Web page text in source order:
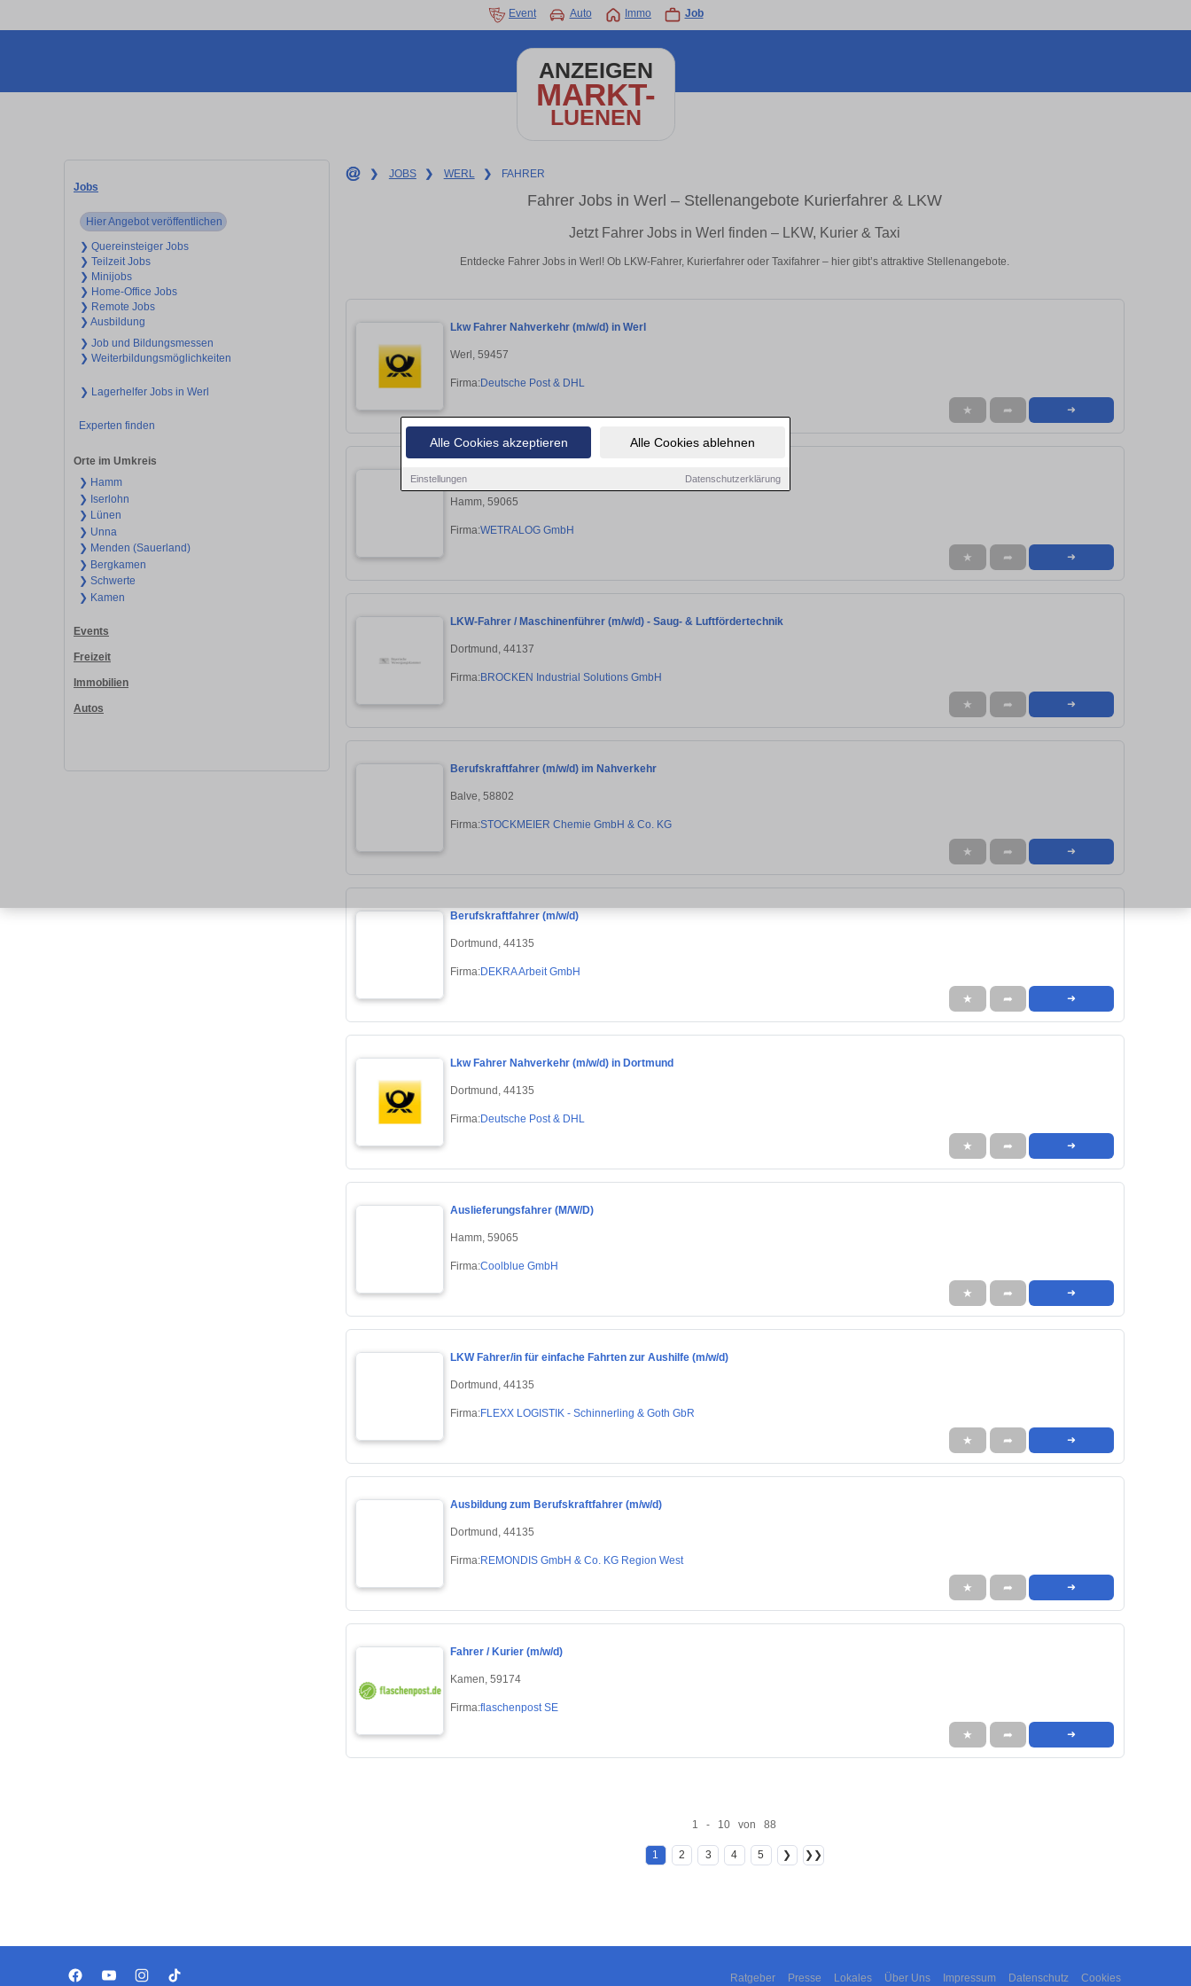
Alle Cookies akzeptieren Alle Cookies ablehnen
Einstellungen Datenschutzerklärung
Event Auto Immo Job
ANZEIGEN
MARKT-
LUENEN
Jobs
Hier Angebot veröffentlichen
❯ Quereinsteiger Jobs
❯ Teilzeit Jobs
❯ Minijobs
❯ Home-Office Jobs
❯ Remote Jobs
❯ Ausbildung
❯ Job und Bildungsmessen
❯ Weiterbildungsmöglichkeiten
❯ Lagerhelfer Jobs in Werl
Experten finden
Orte im Umkreis
❯ Hamm
❯ Iserlohn
❯ Lünen
❯ Unna
❯ Menden (Sauerland)
❯ Bergkamen
❯ Schwerte
❯ Kamen
Events
Freizeit
Immobilien
Autos
❯ JOBS ❯ WERL ❯ FAHRER
Fahrer Jobs in Werl – Stellenangebote Kurierfahrer & LKW
Jetzt Fahrer Jobs in Werl finden – LKW, Kurier & Taxi
Entdecke Fahrer Jobs in Werl! Ob LKW-Fahrer, Kurierfahrer oder Taxifahrer – hier gibt’s attraktive Stellenangebote.
Lkw Fahrer Nahverkehr (m/w/d) in Werl
Werl, 59457
Firma:Deutsche Post & DHL
★ ➦ ➜
Berufskraftfahrer für Lebendvieh (m/w/d)
Hamm, 59065
Firma:WETRALOG GmbH
★ ➦ ➜
LKW-Fahrer / Maschinenführer (m/w/d) - Saug- & Luftfördertechnik
Dortmund, 44137
Firma:BROCKEN Industrial Solutions GmbH
★ ➦ ➜
Berufskraftfahrer (m/w/d) im Nahverkehr
Balve, 58802
Firma:STOCKMEIER Chemie GmbH & Co. KG
★ ➦ ➜
Berufskraftfahrer (m/w/d)
Dortmund, 44135
Firma:DEKRA Arbeit GmbH
★ ➦ ➜
Lkw Fahrer Nahverkehr (m/w/d) in Dortmund
Dortmund, 44135
Firma:Deutsche Post & DHL
★ ➦ ➜
Auslieferungsfahrer (M/W/D)
Hamm, 59065
Firma:Coolblue GmbH
★ ➦ ➜
LKW Fahrer/in für einfache Fahrten zur Aushilfe (m/w/d)
Dortmund, 44135
Firma:FLEXX LOGISTIK - Schinnerling & Goth GbR
★ ➦ ➜
Ausbildung zum Berufskraftfahrer (m/w/d)
Dortmund, 44135
Firma:REMONDIS GmbH & Co. KG Region West
★ ➦ ➜
Fahrer / Kurier (m/w/d)
Kamen, 59174
Firma:flaschenpost SE
★ ➦ ➜
1 - 10 von 88
1 2 3 4 5 ❯ ❯❯
Ratgeber Presse Lokales Über Uns Impressum Datenschutz Cookies